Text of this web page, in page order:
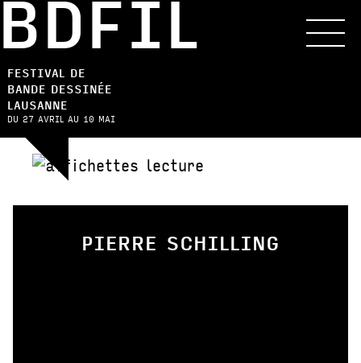
FESTIVAL DE
BANDE DESSINÉE
LAUSANNE
DU 27 AVRIL AU 10 MAI
PIERRE SCHILLING